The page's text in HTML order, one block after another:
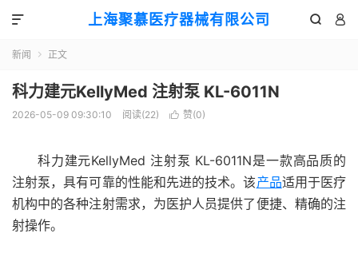
上海聚慕医疗器械有限公司  

新闻  正文
科力建元KellyMed 注射泵 KL-6011N
2026-05-09 09:30:10 阅读(22)  赞(0)
科力建元KellyMed 注射泵 KL-6011N是一款高品质的
注射泵，具有可靠的性能和先进的技术。该产品适用于医疗
机构中的各种注射需求，为医护人员提供了便捷、精确的注
射操作。